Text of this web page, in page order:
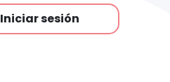
Iniciar sesión